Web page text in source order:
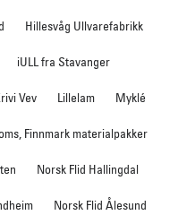
Hillesvåg Ullvarefabrikk
iULL fra Stavanger
Vev Lillelam Myklé
Finnmark materialpakker
Norsk Flid Hallingdal
Norsk Flid Ålesund